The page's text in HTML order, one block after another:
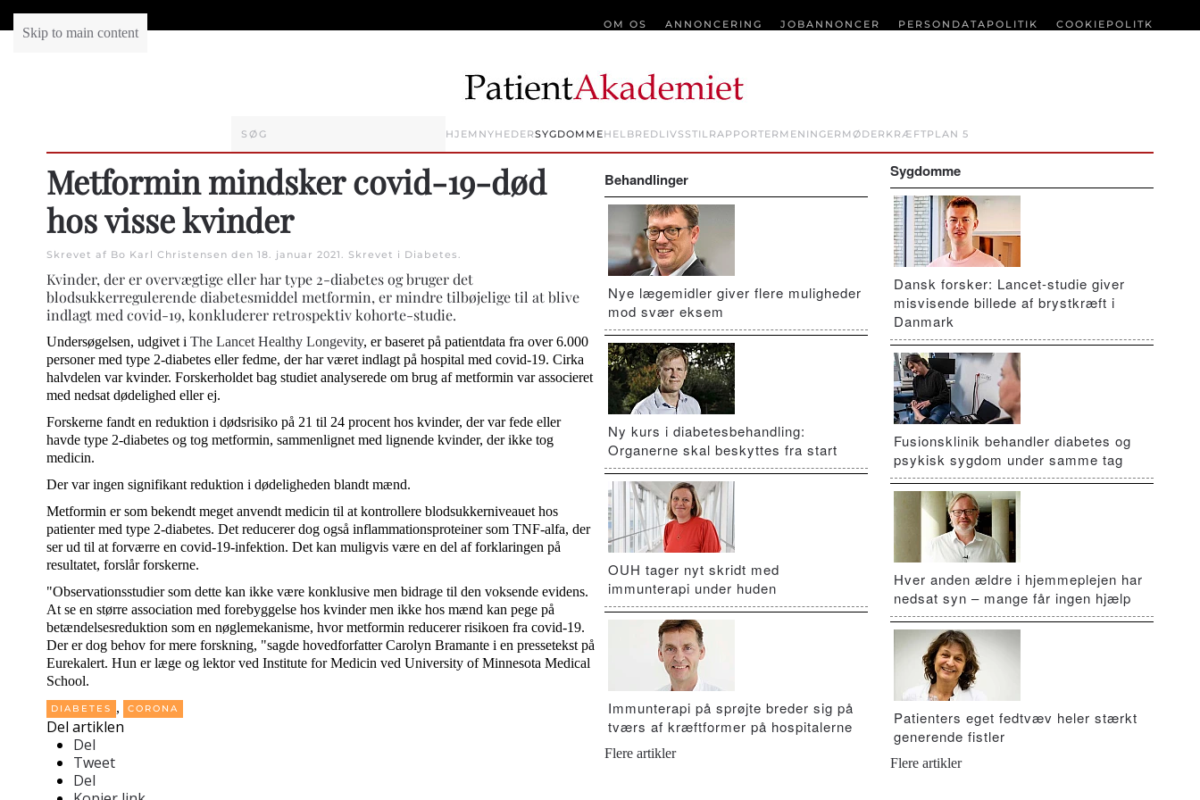
Skip to main content
OM OS ANNONCERING JOBANNONCER PERSONDATAPOLITIK COOKIEPOLITK
HJEM NYHEDERSYGDOMMEHELBREDLIVSSTILRAPPORTER MENINGER MØDER KRÆFTPLAN 5
Metformin mindsker covid-19-død
hos visse kvinder
Skrevet af Bo Karl Christensen den 18. januar 2021. Skrevet i Diabetes.
Kvinder, der er overvægtige eller har type 2-diabetes og bruger det
blodsukkerregulerende diabetesmiddel metformin, er mindre tilbøjelige til at blive
indlagt med covid-19, konkluderer retrospektiv kohorte-studie.
Undersøgelsen, udgivet i The Lancet Healthy Longevity, er baseret på patientdata fra over 6.000
personer med type 2-diabetes eller fedme, der har været indlagt på hospital med covid-19. Cirka
halvdelen var kvinder. Forskerholdet bag studiet analyserede om brug af metformin var associeret
med nedsat dødelighed eller ej.
Forskerne fandt en reduktion i dødsrisiko på 21 til 24 procent hos kvinder, der var fede eller
havde type 2-diabetes og tog metformin, sammenlignet med lignende kvinder, der ikke tog
medicin.
Der var ingen signifikant reduktion i dødeligheden blandt mænd.
Metformin er som bekendt meget anvendt medicin til at kontrollere blodsukkerniveauet hos
patienter med type 2-diabetes. Det reducerer dog også inflammationsproteiner som TNF-alfa, der
ser ud til at forværre en covid-19-infektion. Det kan muligvis være en del af forklaringen på
resultatet, forslår forskerne.
"Observationsstudier som dette kan ikke være konklusive men bidrage til den voksende evidens.
At se en større association med forebyggelse hos kvinder men ikke hos mænd kan pege på
betændelsesreduktion som en nøglemekanisme, hvor metformin reducerer risikoen fra covid-19.
Der er dog behov for mere forskning, "sagde hovedforfatter Carolyn Bramante i en pressetekst på
Eurekalert. Hun er læge og lektor ved Institute for Medicin ved University of Minnesota Medical
School.
DIABETES , CORONA
Del artiklen
Del
Tweet
Del
Behandlinger
Nye lægemidler giver flere muligheder
mod svær eksem
Ny kurs i diabetesbehandling:
Organerne skal beskyttes fra start
OUH tager nyt skridt med
immunterapi under huden
Immunterapi på sprøjte breder sig på
tværs af kræftformer på hospitalerne
Flere artikler
Sygdomme
Dansk forsker: Lancet-studie giver
misvisende billede af brystkræft i
Danmark
Fusionsklinik behandler diabetes og
psykisk sygdom under samme tag
Hver anden ældre i hjemmeplejen har
nedsat syn – mange får ingen hjælp
Patienters eget fedtvæv heler stærkt
generende fistler
Flere artikler